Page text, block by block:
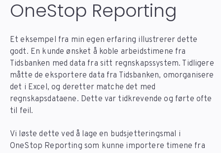
OneStop Reporting
Et eksempel fra min egen erfaring illustrerer dette
godt. En kunde ønsket å koble arbeidstimene fra
Tidsbanken med data fra sitt regnskapssystem. Tidligere
måtte de eksportere data fra Tidsbanken, omorganisere
det i Excel, og deretter matche det med
regnskapsdataene. Dette var tidkrevende og førte ofte
til feil.
Vi løste dette ved å lage en budsjetteringsmal i
OneStop Reporting som kunne importere timene fra